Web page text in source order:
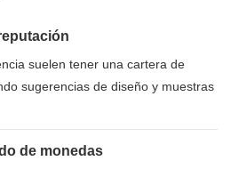
suelen tener una cartera de
sugerencias de diseño y muestras
de monedas